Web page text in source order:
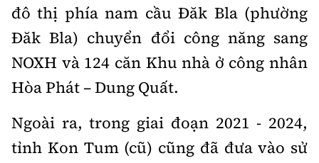
đô thị phía nam cầu Đăk Bla (phường
Đăk Bla) chuyển đổi công năng sang
NOXH và 124 căn Khu nhà ở công nhân
Hòa Phát – Dung Quất.
Ngoài ra, trong giai đoạn 2021 - 2024,
tỉnh Kon Tum (cũ) cũng đã đưa vào sử